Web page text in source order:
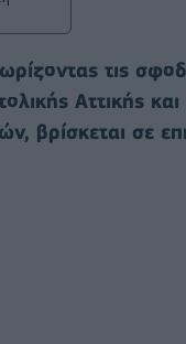
τις
Αττικής
βρίσκεται σε